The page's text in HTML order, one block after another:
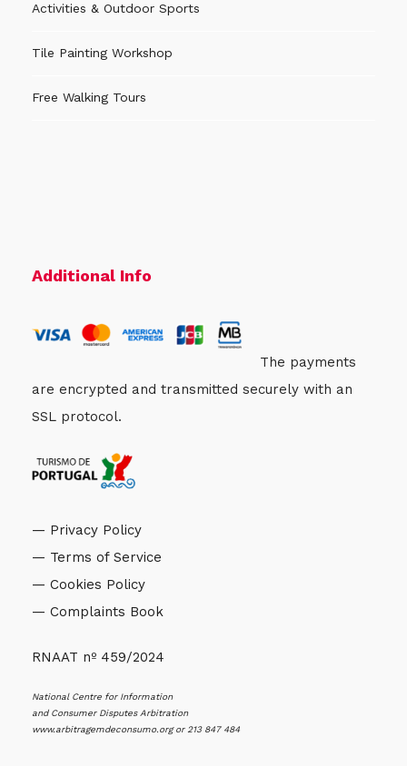
Activities & Outdoor Sports
Tile Painting Workshop
Free Walking Tours
Additional Info
The payments
are encrypted and transmitted securely with an
SSL protocol.
— Privacy Policy
— Terms of Service
— Cookies Policy
— Complaints Book
RNAAT nº 459/2024
National Centre for Information
and Consumer Disputes Arbitration
www.arbitragemdeconsumo.orgor 213 847 484